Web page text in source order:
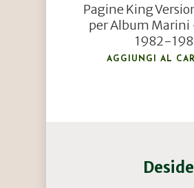
Pagine King
per Album Marini
1982-
AGGIUNGI AL